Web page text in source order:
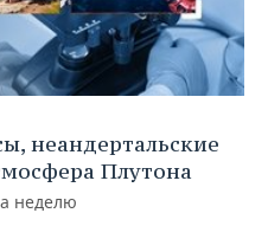
неандертальские
Плутона
неделю